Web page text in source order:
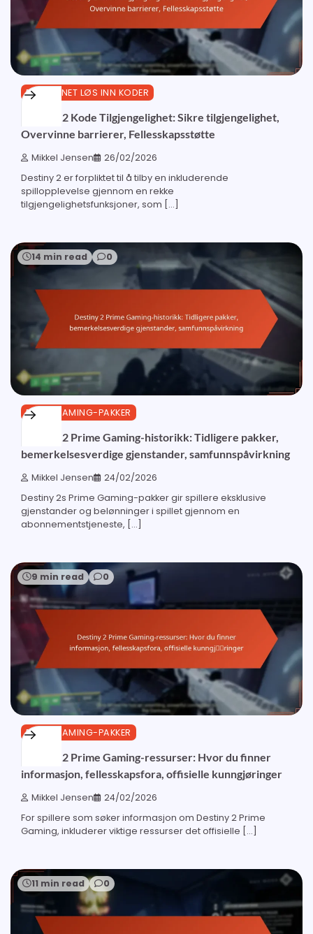
BUNGIE.NET LØS INN KODER
Destiny 2 Kode Tilgjengelighet: Sikre tilgjengelighet,
Overvinne barrierer, Fellesskapsstøtte
Mikkel Jensen 26/02/2026
Destiny 2 er forpliktet til å tilby en inkluderende
spillopplevelse gjennom en rekke
tilgjengelighetsfunksjoner, som […]
14 min read 0
PRIME GAMING-PAKKER
Destiny 2 Prime Gaming-historikk: Tidligere pakker,
bemerkelsesverdige gjenstander, samfunnspåvirkning
Mikkel Jensen 24/02/2026
Destiny 2s Prime Gaming-pakker gir spillere eksklusive
gjenstander og belønninger i spillet gjennom en
abonnementstjeneste, […]
9 min read 0
PRIME GAMING-PAKKER
Destiny 2 Prime Gaming-ressurser: Hvor du finner
informasjon, fellesskapsfora, offisielle kunngjøringer
Mikkel Jensen 24/02/2026
For spillere som søker informasjon om Destiny 2 Prime
Gaming, inkluderer viktige ressurser det offisielle […]
11 min read 0